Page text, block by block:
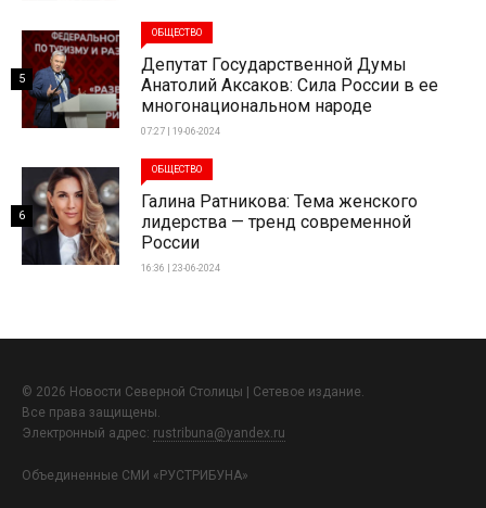
ОБЩЕСТВО
Депутат Государственной Думы
Анатолий Аксаков: Сила России в ее
многонациональном народе
07:27 | 19-06-2024
5
ОБЩЕСТВО
Галина Ратникова: Тема женского
лидерства — тренд современной
России
16:36 | 23-06-2024
6
© 2026 Новости Северной Столицы | Сетевое издание.
Все права защищены.
Электронный адрес: rustribuna@yandex.ru
Объединенные СМИ «РУСТРИБУНА»